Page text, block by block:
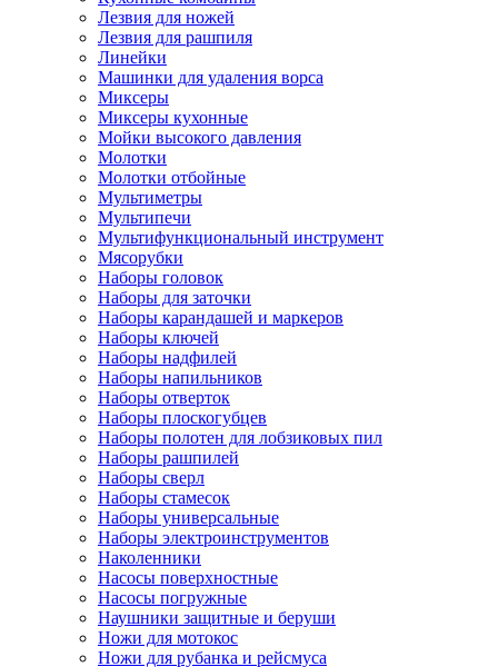
Лезвия для ножей
Лезвия для рашпиля
Линейки
Машинки для удаления ворса
Миксеры
Миксеры кухонные
Мойки высокого давления
Молотки
Молотки отбойные
Мультиметры
Мультипечи
Мультифункциональный инструмент
Мясорубки
Наборы головок
Наборы для заточки
Наборы карандашей и маркеров
Наборы ключей
Наборы надфилей
Наборы напильников
Наборы отверток
Наборы плоскогубцев
Наборы полотен для лобзиковых пил
Наборы рашпилей
Наборы сверл
Наборы стамесок
Наборы универсальные
Наборы электроинструментов
Наколенники
Насосы поверхностные
Насосы погружные
Наушники защитные и беруши
Ножи для мотокос
Ножи для рубанка и рейсмуса